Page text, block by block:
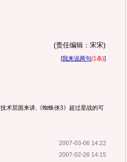
(责任编辑：宋宋)
[我来说两句(1条)]
术层面来讲,《蜘蛛侠3》超过星战的可
2007-03-06 14:22
2007-02-26 14:15